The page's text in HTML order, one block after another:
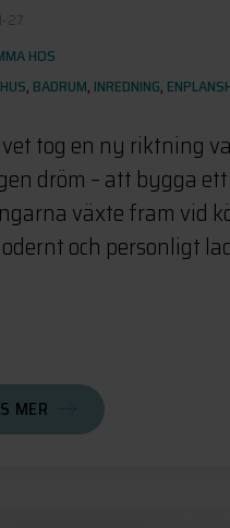
27
HOS
, BADRUM, INREDNING,
tog en ny riktning
dröm – att bygga
växte fram vid
och personligt
MER